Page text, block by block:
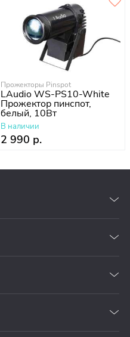
Прожекторы Pinspot
LAudio WS-PS10-White
Прожектор пинспот,
белый, 10Вт
В наличии
2 990 р.